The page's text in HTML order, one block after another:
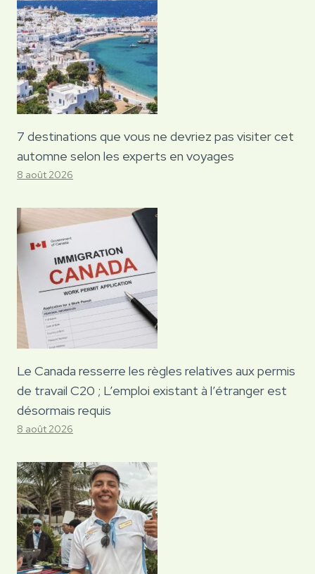
7 destinations que vous ne devriez pas visiter cet
automne selon les experts en voyages
8 août 2026
Le Canada resserre les règles relatives aux permis
de travail C20 ; L’emploi existant à l’étranger est
désormais requis
8 août 2026